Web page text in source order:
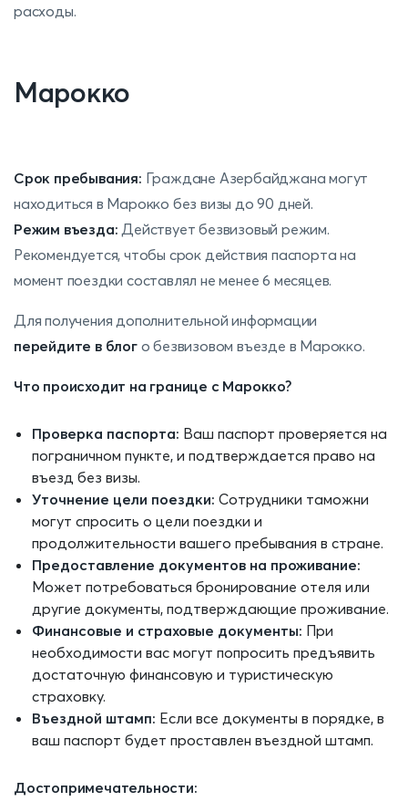
расходы.
Марокко
Срок пребывания: Граждане Азербайджана могут
находиться в Марокко без визы до 90 дней.
Режим въезда: Действует безвизовый режим.
Рекомендуется, чтобы срок действия паспорта на
момент поездки составлял не менее 6 месяцев.
Для получения дополнительной информации
перейдите в блог о безвизовом въезде в Марокко.
Что происходит на границе с Марокко?
Проверка паспорта: Ваш паспорт проверяется на
пограничном пункте, и подтверждается право на
въезд без визы.
Уточнение цели поездки: Сотрудники таможни
могут спросить о цели поездки и
продолжительности вашего пребывания в стране.
Предоставление документов на проживание:
Может потребоваться бронирование отеля или
другие документы, подтверждающие проживание.
Финансовые и страховые документы: При
необходимости вас могут попросить предъявить
достаточную финансовую и туристическую
страховку.
Въездной штамп: Если все документы в порядке, в
ваш паспорт будет проставлен въездной штамп.
Достопримечательности: